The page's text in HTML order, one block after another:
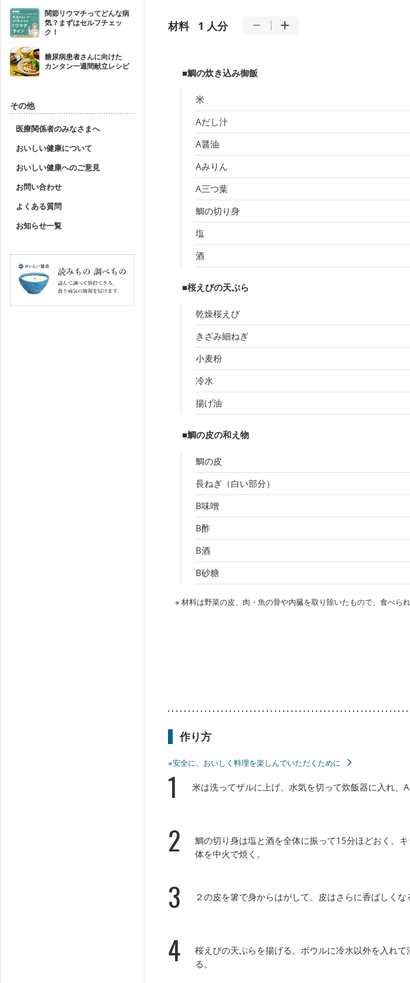
関節リウマチってどんな病
気？まずはセルフチェッ
ク！
糖尿病患者さんに向けた
カンタン一週間献立レシピ
その他
医療関係者のみなさまへ
おいしい健康について
おいしい健康へのご意見
お問い合わせ
よくある質問
お知らせ一覧
材料 1 人分
■鯛の炊き込み御飯
米
Aだし汁
A醤油
Aみりん
A三つ葉
鯛の切り身
塩
酒
■桜えびの天ぷら
乾燥桜えび
きざみ細ねぎ
小麦粉
冷水
揚げ油
■鯛の皮の和え物
鯛の皮
長ねぎ（白い部分）
B味噌
B酢
B酒
B砂糖
※ 材料は野菜の皮、肉・魚の骨や内臓を取り除いたもので、食べら
作り方
※安全に、おいしく料理を楽しんでいただくために
1 米は洗ってザルに上げ、水気を切って炊飯器に入れ、A
2
鯛の切り身は塩と酒を全体に振って15分ほどおく。
体を中火で焼く。
3 ２の皮を箸で身からはがして、皮はさらに香ばしくな
4
桜えびの天ぷらを揚げる。ボウルに冷水以外を入れ
る。